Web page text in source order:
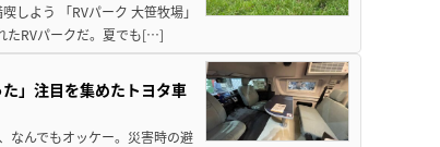
しよう 「RVパーク 大笹牧場」
たRVパークだ。夏でも[…]
」注目を集めたトヨタ車
んでもオッケー。災害時の避